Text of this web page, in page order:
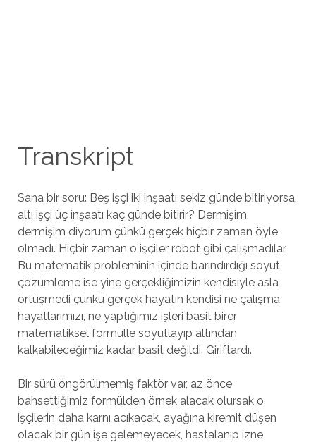
Transkript
Sana bir soru: Beş işçi iki inşaatı sekiz günde bitiriyorsa,
altı işçi üç inşaatı kaç günde bitirir? Dermişim,
dermişim diyorum çünkü gerçek hiçbir zaman öyle
olmadı. Hiçbir zaman o işçiler robot gibi çalışmadılar.
Bu matematik probleminin içinde barındırdığı soyut
çözümleme ise yine gerçekliğimizin kendisiyle asla
örtüşmedi çünkü gerçek hayatın kendisi ne çalışma
hayatlarımızı, ne yaptığımız işleri basit birer
matematiksel formülle soyutlayıp altından
kalkabileceğimiz kadar basit değildi. Giriftardı.
Bir sürü öngörülmemiş faktör var, az önce
bahsettiğimiz formülden örnek alacak olursak o
işçilerin daha karnı acıkacak, ayağına kiremit düşen
olacak bir gün işe gelemeyecek, hastalanıp izne